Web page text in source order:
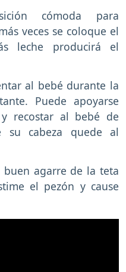
cómoda para
veces se coloque el
leche producirá el
al bebé durante la
Puede apoyarse
recostar al bebé de
su cabeza quede al
agarre de la teta
el pezón y cause